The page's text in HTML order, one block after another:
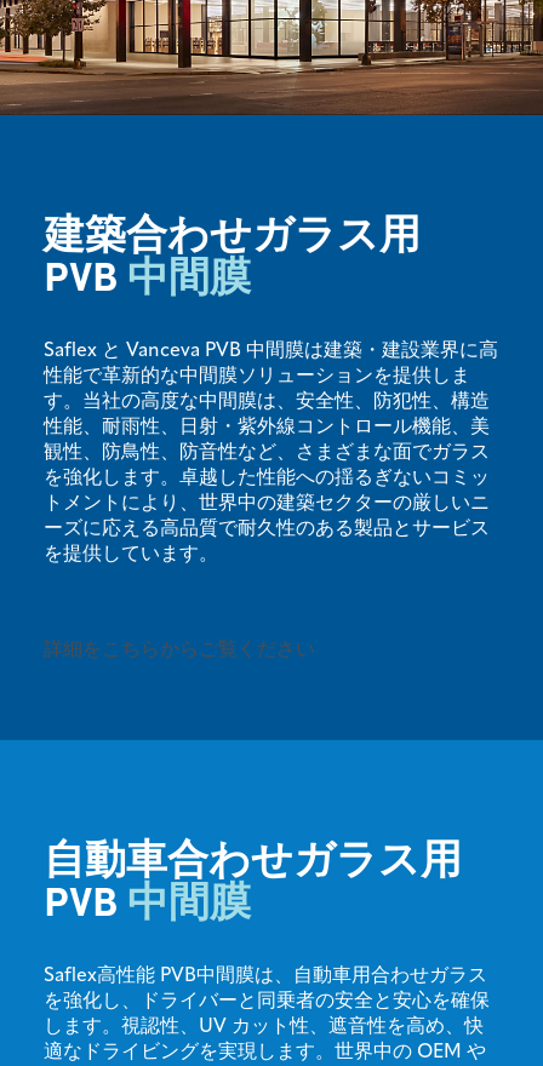
建築合わせガラス用
PVB 中間膜
Saflex と Vanceva PVB 中間膜は建築・建設業界に高
性能で革新的な中間膜ソリューションを提供しま
す。当社の高度な中間膜は、安全性、防犯性、構造
性能、耐雨性、日射・紫外線コントロール機能、美
観性、防鳥性、防音性など、さまざまな面でガラス
を強化します。卓越した性能への揺るぎないコミッ
トメントにより、世界中の建築セクターの厳しいニ
ーズに応える高品質で耐久性のある製品とサービス
を提供しています。
詳細をこちらからご覧ください
自動車合わせガラス用
PVB 中間膜
Saflex高性能 PVB中間膜は、自動車用合わせガラス
を強化し、ドライバーと同乗者の安全と安心を確保
します。視認性、UV カット性、遮音性を高め、快
適なドライビングを実現します。世界中の OEM や